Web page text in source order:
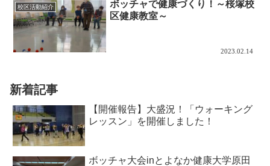
校区活動紹介
ボッチャで健康づくり！～桜塚校
区健康教室～
2023.02.14
新着記事
【開催報告】大盛況！「ウォーキング
レッスン」を開催しました！
ボッチャ大会inとよなか健康大学原田